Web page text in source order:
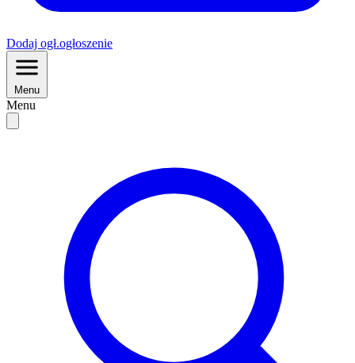
Dodaj ogł.ogłoszenie
Menu
Menu